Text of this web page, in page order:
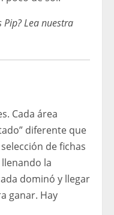
Pip?Lea nuestra
Cada área
diferente que
de fichas
la
dominó y llegar
ganar. Hay